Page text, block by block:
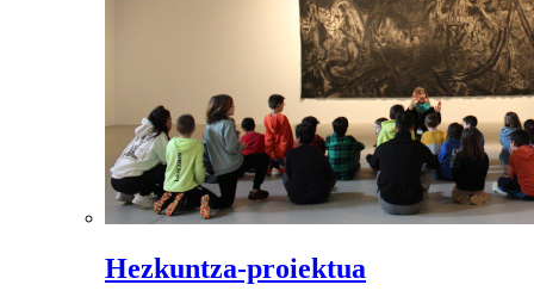
Hezkuntza-proiektua